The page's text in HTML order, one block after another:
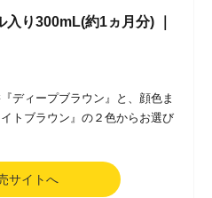
り300mL(約1ヵ月分) ｜
ディープブラウン』と、顔色ま
トブラウン』の２色からお選び
サイトへ